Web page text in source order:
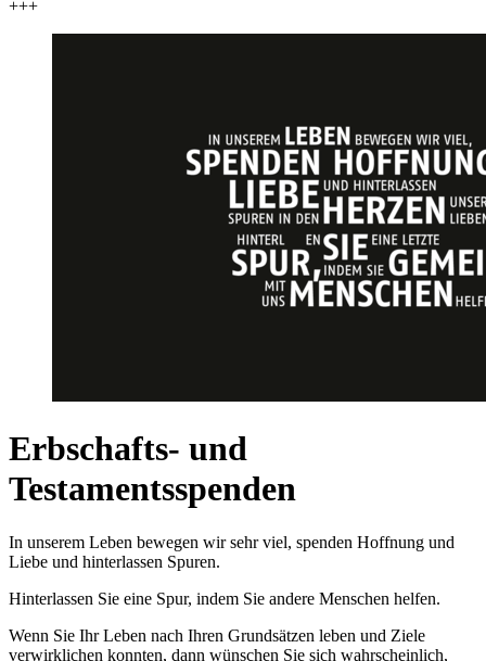
+++
Erbschafts- und
Testamentsspenden
In unserem Leben bewegen wir sehr viel, spenden Hoffnung und
Liebe und hinterlassen Spuren.
Hinterlassen Sie eine Spur, indem Sie andere Menschen helfen.
Wenn Sie Ihr Leben nach Ihren Grundsätzen leben und Ziele
verwirklichen konnten, dann wünschen Sie sich wahrscheinlich,